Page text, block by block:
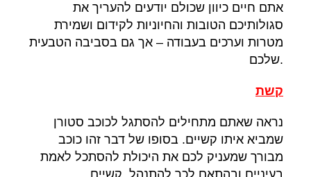
אתם חיים כיוון שכולם יודעים להעריך את
סגולותיכם הטובות והחיוניות לקידום ושמירת
מטרות וערכים בעבודה – אך גם בסביבה הטבעית
שלכם.
קשת
נראה שאתם מתחילים להסתגל לכוכב סטורן
שמביא איתו קשיים. בסופו של דבר זהו כוכב
מבורך שמעניק לכם את היכולת להסתכל לאמת
בעיניים ובהתאם לכך להתנהל קשיים